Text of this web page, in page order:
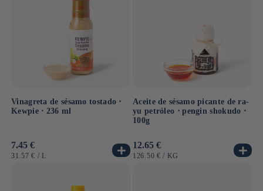
Vinagreta de sésamo tostado ⋅
Kewpie ⋅ 236 ml
Precio
habitual
7.45 €
PRECIO
31.57 € / POR
L
Aceite de sésamo picante de ra-
yu petróleo ⋅ pengin shokudo ⋅
100g
Precio
habitual
12.65 €
PRECIO
126.50 € / POR
KG